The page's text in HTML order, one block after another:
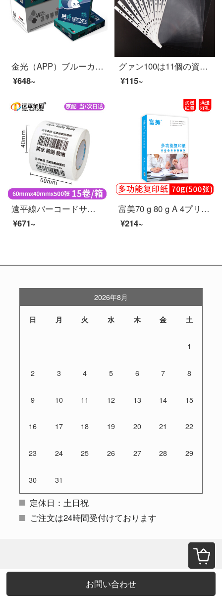
金光（APP）ブルーカタツムリ（青いカタツムリ）A 4/70 gコピー用紙500枚/5パック/箱（2500枚）
¥648~
グァン100は11個の資料帳のファイル袋を入れて、代わりに芯袋を保護します。穴挟みます。WJ 6704を使います。
¥115~
遠平線バーコードサーマルラベル紙三防乾燥テープ印刷紙コードプリンタの電子秤紙は印刷に対応しています。三防横板60 mm*40 mm*500枚*15巻
¥671~
富美70 g 80 g A 4プリントコピー用紙500枚/包Offti用白紙紙下書き紙学校学生家庭用用紙1箱【500枚】政治企業専用版A 4用紙1パック70グラム/1パック
¥214~
お問い合わせ
2026年8月
日 月 火 水 木 金 土
1
2 3 4 5 6 7 8
9 10 11 12 13 14 15
16 17 18 19 20 21 22
23 24 25 26 27 28 29
30 31
定休日：土日祝
ご注文は24時間受付けております